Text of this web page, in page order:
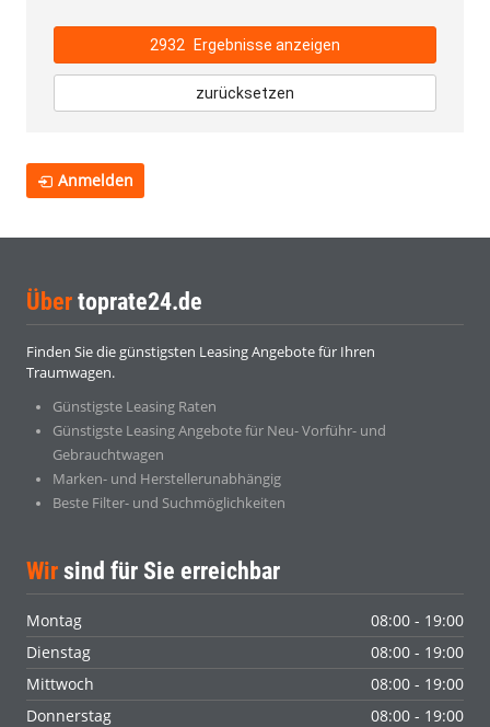
2932 Ergebnisse anzeigen
zurücksetzen
Anmelden
Über toprate24.de
Finden Sie die günstigsten Leasing Angebote für Ihren
Traumwagen.
Günstigste Leasing Raten
Günstigste Leasing Angebote für Neu- Vorführ- und
Gebrauchtwagen
Marken- und Herstellerunabhängig
Beste Filter- und Suchmöglichkeiten
Wir sind für Sie erreichbar
Montag
08:00 - 19:00
Dienstag
08:00 - 19:00
Mittwoch
08:00 - 19:00
Donnerstag
08:00 - 19:00